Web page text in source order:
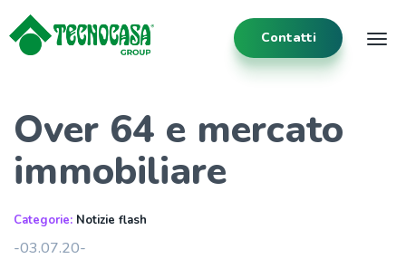
Contatti
Over 64 e mercato
immobiliare
Categorie: Notizie flash
-03.07.20-